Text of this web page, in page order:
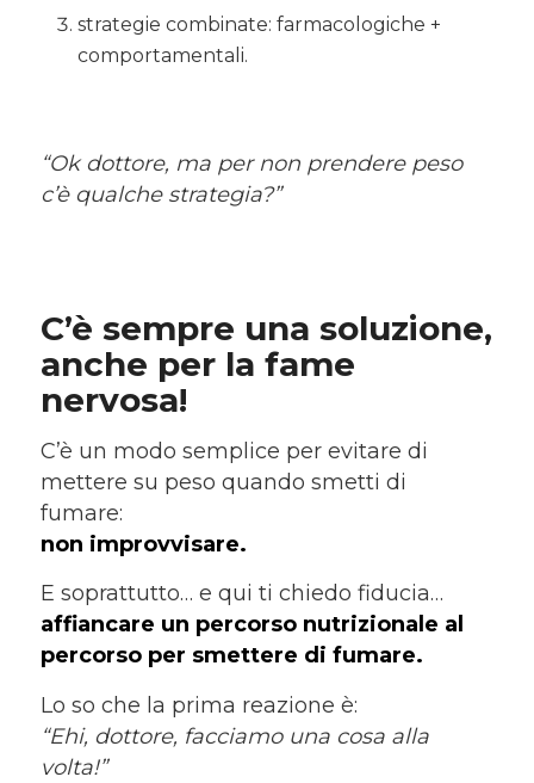
strategie combinate: farmacologiche +
comportamentali.
“Ok dottore, ma per non prendere peso
c’è qualche strategia?”
C’è sempre una soluzione,
anche per la fame
nervosa!
C’è un modo semplice per evitare di
mettere su peso quando smetti di
fumare:
non improvvisare.
E soprattutto… e qui ti chiedo fiducia…
affiancare un percorso nutrizionale al
percorso per smettere di fumare.
Lo so che la prima reazione è:
“Ehi, dottore, facciamo una cosa alla
volta!”